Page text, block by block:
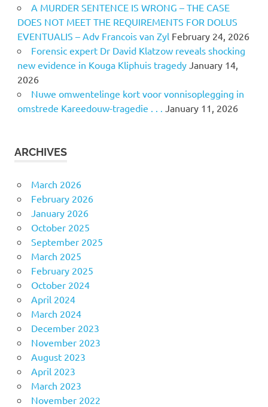
A MURDER SENTENCE IS WRONG – THE CASE
DOES NOT MEET THE REQUIREMENTS FOR DOLUS
EVENTUALIS – Adv Francois van Zyl February 24, 2026
Forensic expert Dr David Klatzow reveals shocking
new evidence in Kouga Kliphuis tragedy January 14,
2026
Nuwe omwentelinge kort voor vonnisoplegging in
omstrede Kareedouw-tragedie . . . January 11, 2026
ARCHIVES
March 2026
February 2026
January 2026
October 2025
September 2025
March 2025
February 2025
October 2024
April 2024
March 2024
December 2023
November 2023
August 2023
April 2023
March 2023
November 2022